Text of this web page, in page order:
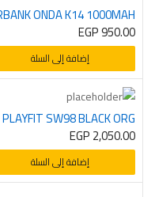
EGP950.00
إضافة إلى السلة
EGP2,050.00
إضافة إلى السلة